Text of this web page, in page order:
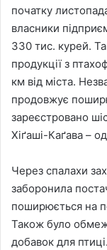
l
початку
власники
330 тис. курей.
продукції з
км від міста.
продовжує
зареєстровано
Хіґаші-Каґава –
Через спалахи
заборонила
поширюється на
Також було
добавок для птиці.